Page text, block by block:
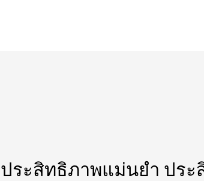
ประสิทธิภาพแม่นยำ ปร